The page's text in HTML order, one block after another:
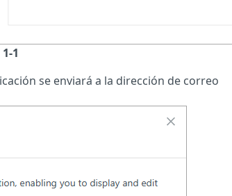
1
se enviará a la dirección de correo